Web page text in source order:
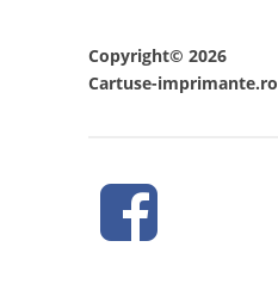
Copyright© 2026
Cartuse-imprimante.ro